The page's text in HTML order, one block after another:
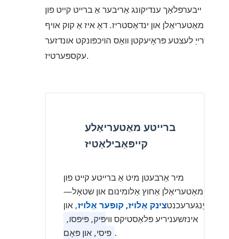
ייבערפלאַך ענדיקונג אַריבער אַ ברייט קייט פון
מאַטעריאַלן און ינדאַסטריז. דאָ איז אַ קוק אויף
דרייַ לעצטע פּראָיעקטן וואָס הויכפּונקט אונדזער
עקספּערטיז.
ברייטע מאַטעריאַלע
קייפּאַבילאַטיז
מיר אַרבעטן מיט אַ ברייטע קייט פון
מאַטעריאַלן אַחוץ אַלומינום און שטאָל—
אַרייַנגערעכנטצינק אַלויז, קופּער אַלויז, און
אינזשעניריע פּלאַסטיקס וויפּיק, פּיפּסו,
פּיסי, און פּאָם .